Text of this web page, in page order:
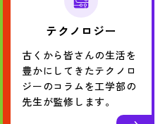
テクノロジー
古くから皆さんの生活を
豊かにしてきたテクノロ
ジーのコラムを工学部の
先生が監修します。